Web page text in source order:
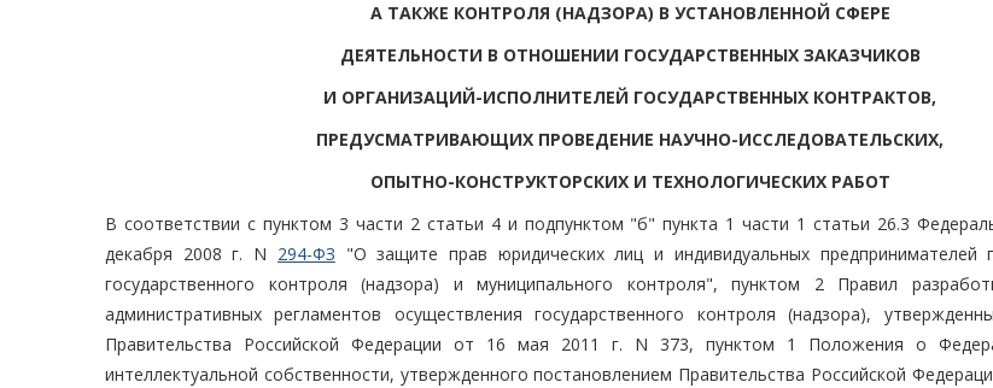
А ТАКЖЕ КОНТРОЛЯ (НАДЗОРА) В УСТАНОВЛЕННОЙ СФЕРЕ
ДЕЯТЕЛЬНОСТИ В ОТНОШЕНИИ ГОСУДАРСТВЕННЫХ ЗАКАЗЧИКОВ
И ОРГАНИЗАЦИЙ-ИСПОЛНИТЕЛЕЙ ГОСУДАРСТВЕННЫХ КОНТРАКТОВ,
ПРЕДУСМАТРИВАЮЩИХ ПРОВЕДЕНИЕ НАУЧНО-ИССЛЕДОВАТЕЛЬСКИХ,
ОПЫТНО-КОНСТРУКТОРСКИХ И ТЕХНОЛОГИЧЕСКИХ РАБОТ
В соответствии с пунктом 3 части 2 статьи 4 и подпунктом "б" пункта 1 части 1 статьи 26.3
декабря 2008 г. N 294-ФЗ "О защите прав юридических лиц и индивидуальных предпринимателей
государственного контроля (надзора) и муниципального контроля", пунктом 2 Правил
административных регламентов осуществления государственного контроля (надзора),
Правительства Российской Федерации от 16 мая 2011 г. N 373, пунктом 1 Положения о
интеллектуальной собственности, утвержденного постановлением Правительства Российской